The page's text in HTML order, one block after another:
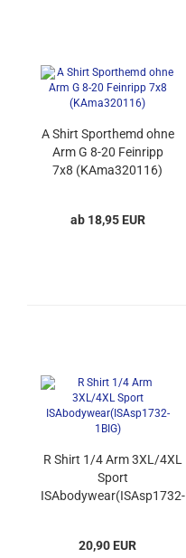
A Shirt Sporthemd ohne
Arm G 8-20 Feinripp
7x8 (KAma320116)
ab 18,95 EUR
R Shirt 1/4 Arm 3XL/4XL
Sport
ISAbodywear(ISAsp1732-
20,90 EUR